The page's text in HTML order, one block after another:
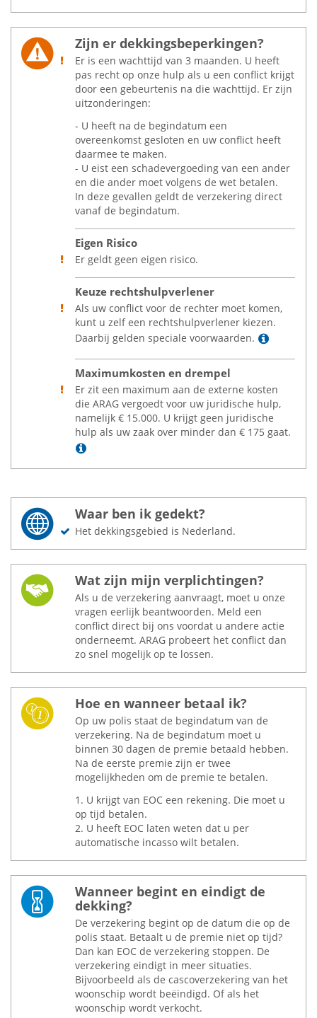
Zijn er dekkingsbeperkingen?
Er is een wachttijd van 3 maanden. U heeft
pas recht op onze hulp als u een conflict krijgt
door een gebeurtenis na die wachttijd. Er zijn
uitzonderingen:
- U heeft na de begindatum een
overeenkomst gesloten en uw conflict heeft
daarmee te maken.
- U eist een schadevergoeding van een ander
en die ander moet volgens de wet betalen.
In deze gevallen geldt de verzekering direct
vanaf de begindatum.
Eigen Risico
Er geldt geen eigen risico.
Keuze rechtshulpverlener
Als uw conflict voor de rechter moet komen,
kunt u zelf een rechtshulpverlener kiezen.
Daarbij gelden speciale voorwaarden.
Lees
Maximumkosten en drempel
Er zit een maximum aan de externe kosten
die ARAG vergoedt voor uw juridische hulp,
namelijk € 15.000. U krijgt geen juridische
hulp als uw zaak over minder dan € 175 gaat.
Lees meer
Waar ben ik gedekt?
Het dekkingsgebied is Nederland.
Wat zijn mijn verplichtingen?
Als u de verzekering aanvraagt, moet u onze
vragen eerlijk beantwoorden. Meld een
conflict direct bij ons voordat u andere actie
onderneemt. ARAG probeert het conflict dan
zo snel mogelijk op te lossen.
Hoe en wanneer betaal ik?
Op uw polis staat de begindatum van de
verzekering. Na de begindatum moet u
binnen 30 dagen de premie betaald hebben.
Na de eerste premie zijn er twee
mogelijkheden om de premie te betalen.
1. U krijgt van EOC een rekening. Die moet u
op tijd betalen.
2. U heeft EOC laten weten dat u per
automatische incasso wilt betalen.
Wanneer begint en eindigt de
dekking?
De verzekering begint op de datum die op de
polis staat. Betaalt u de premie niet op tijd?
Dan kan EOC de verzekering stoppen. De
verzekering eindigt in meer situaties.
Bijvoorbeeld als de cascoverzekering van het
woonschip wordt beëindigd. Of als het
woonschip wordt verkocht.